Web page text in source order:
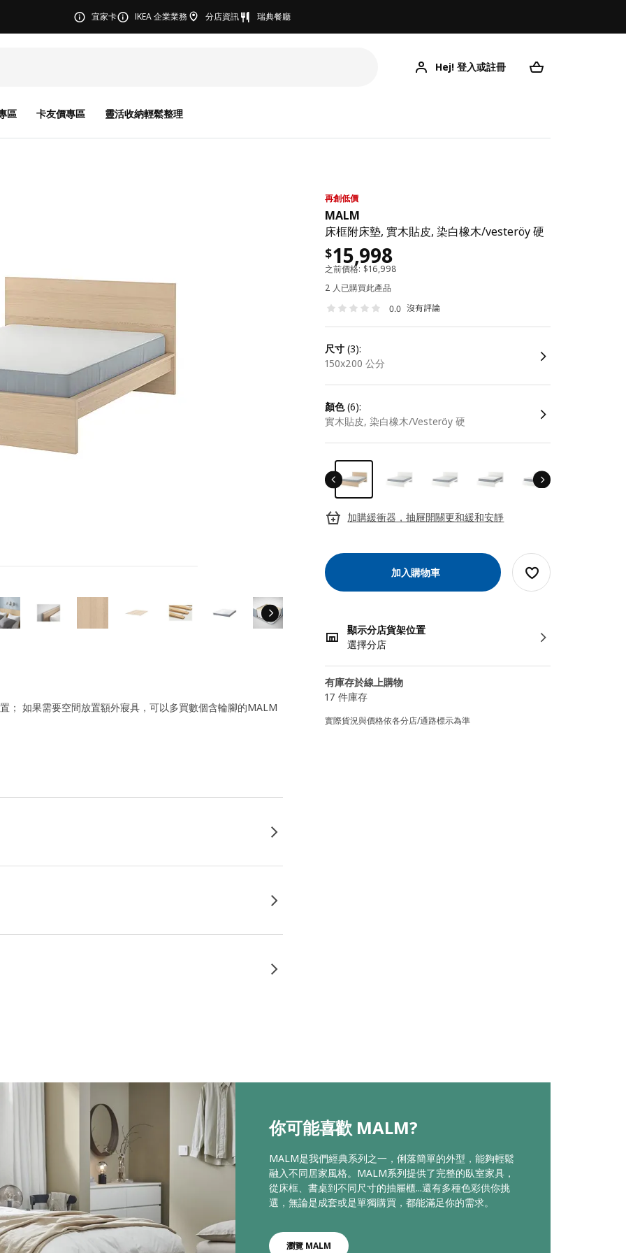
宜家卡 IKEA 企業業務 分店資訊 瑞典餐廳
Hej! 登入或註冊
區 卡友價專區 靈活收納輕鬆整理
再創低價
MALM
床框附床墊, 實木貼皮, 染白橡木/vesteröy 硬
$15,998
之前價格: $16,998
2 人已購買此產品
0.0 沒有評論
尺寸 (3):
150x200 公分
顏色(6):
實木貼皮, 染白橡木/Vesteröy 硬
加購緩衝器，抽屜開關更和緩和安靜
加入購物車
顯示分店貨架位置
選擇分店
有庫存於線上購物
17 件庫存
實際貨況與價格依各分店/通路標示為準
； 如果需要空間放置額外寢具，可以多買數個含輪腳的MALM
你可能喜歡 MALM?
MALM是我們經典系列之一，俐落簡單的外型，能夠輕鬆
融入不同居家風格。MALM系列提供了完整的臥室家具，
從床框、書桌到不同尺寸的抽屜櫃...還有多種色彩供你挑
選，無論是成套或是單獨購買，都能滿足你的需求。
瀏覽 MALM